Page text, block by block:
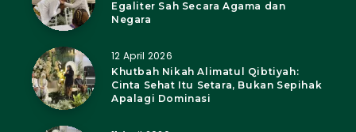
Egaliter Sah Secara Agama dan
Negara
12 April 2026
Khutbah Nikah Alimatul Qibtiyah:
Cinta Sehat Itu Setara, Bukan Sepihak
Apalagi Dominasi